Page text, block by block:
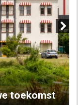
toekomst
Next